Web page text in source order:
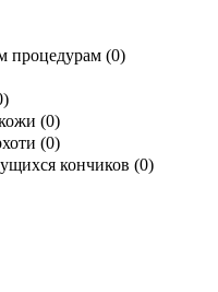
процедурам (0)
)
(0)
(0)
кончиков (0)